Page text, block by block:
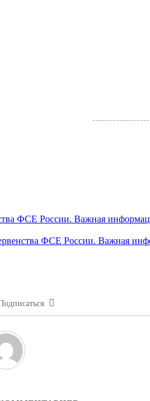
ФСЕ России. Важная
ФСЕ России. Важная